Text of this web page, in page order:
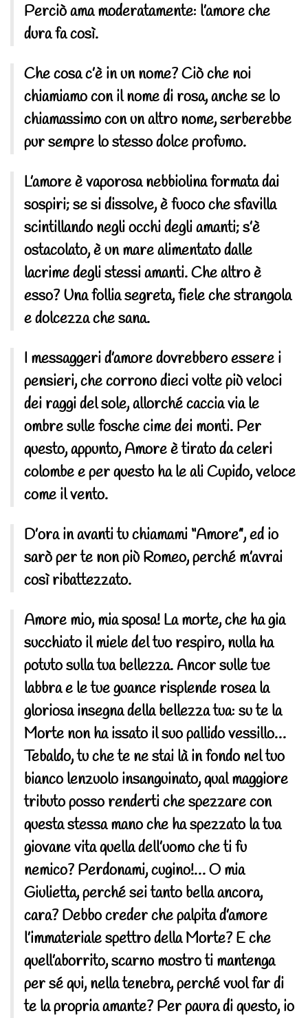
Perciò ama moderatamente: l’amore che
dura fa così.
Che cosa c’è in un nome? Ciò che noi
chiamiamo con il nome di rosa, anche se lo
chiamassimo con un altro nome, serberebbe
pur sempre lo stesso dolce profumo.
L’amore è vaporosa nebbiolina formata dai
sospiri; se si dissolve, è fuoco che sfavilla
scintillando negli occhi degli amanti; s’è
ostacolato, è un mare alimentato dalle
lacrime degli stessi amanti. Che altro è
esso? Una follia segreta, fiele che strangola
e dolcezza che sana.
I messaggeri d’amore dovrebbero essere i
pensieri, che corrono dieci volte più veloci
dei raggi del sole, allorché caccia via le
ombre sulle fosche cime dei monti. Per
questo, appunto, Amore è tirato da celeri
colombe e per questo ha le ali Cupido, veloce
come il vento.
D’ora in avanti tu chiamami “Amore”, ed io
sarò per te non più Romeo, perché m’avrai
così ribattezzato.
Amore mio, mia sposa! La morte, che ha gia
succhiato il miele del tuo respiro, nulla ha
potuto sulla tua bellezza. Ancor sulle tue
labbra e le tue guance risplende rosea la
gloriosa insegna della bellezza tua: su te la
Morte non ha issato il suo pallido vessillo…
Tebaldo, tu che te ne stai là in fondo nel tuo
bianco lenzuolo insanguinato, qual maggiore
tributo posso renderti che spezzare con
questa stessa mano che ha spezzato la tua
giovane vita quella dell’uomo che ti fu
nemico? Perdonami, cugino!… O mia
Giulietta, perché sei tanto bella ancora,
cara? Debbo creder che palpita d’amore
l’immateriale spettro della Morte? E che
quell’aborrito, scarno mostro ti mantenga
per sé qui, nella tenebra, perché vuol far di
te la propria amante? Per paura di questo, io